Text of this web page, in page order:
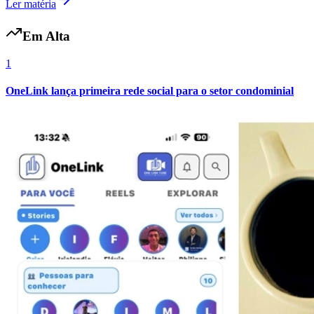
Vasco
Ler matéria
Em Alta
1
OneLink lança primeira rede social para o setor condominial